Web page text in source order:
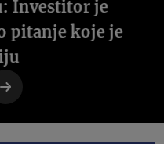
Investitor je
pitanje koje je